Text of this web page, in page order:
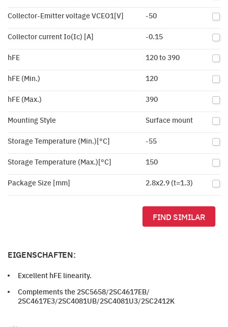
Collector-Emitter voltage VCEO1[V] -50
Collector current Io(Ic) [A] -0.15
hFE 120 to 390
hFE (Min.) 120
hFE (Max.) 390
Mounting Style Surface mount
Storage Temperature (Min.)[°C] -55
Storage Temperature (Max.)[°C] 150
Package Size [mm] 2.8x2.9 (t=1.3)
FIND SIMILAR
EIGENSCHAFTEN:
Excellent hFE linearity.
Complements the 2SC5658/2SC4617EB/
2SC4617E3/2SC4081UB/2SC4081U3/2SC2412K